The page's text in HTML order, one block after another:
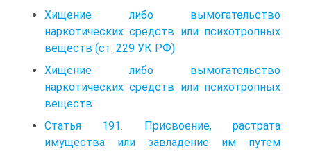
Хищение либо вымогательство
наркотических средств или психотропных
веществ (ст. 229 УК РФ)
Хищение либо вымогательство
наркотических средств или психотропных
веществ
Статья 191. Присвоение, растрата
имущества или завладение им путем